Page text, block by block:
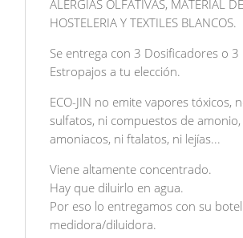
ALERGIAS OLFATIVAS, MATERIAL DE
HOSTELERIA Y TEXTILES BLANCOS.
Se entrega con 3 Dosificadores o 3
Estropajos a tu elección.
ECO-JIN no emite vapores tóxicos,
sulfatos, ni compuestos de amonio,
amoniacos, ni ftalatos, ni lejías...
Viene altamente concentrado.
Hay que diluirlo en agua.
Por eso lo entregamos con su
medidora/diluidora.